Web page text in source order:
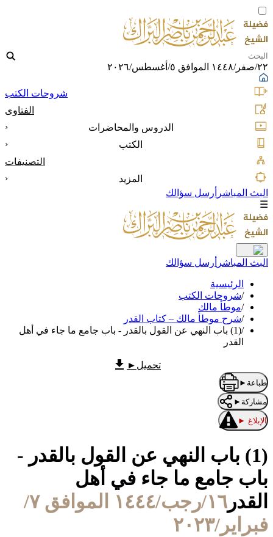
٢٢/صفر/١٤٤٨ الموافق ٥/أغسطس/٢٠٢٦
شروحات الكتب
الفتاوى
الدروس والمحاضرات
‹
الكتب
‹
التصنيفات
المزيد
‹
البث المباشر أرسل سؤالك
☰
البث المباشر أرسل سؤالك
الرئيسية
/شروحات الكتب
/موطأ مالك
/شرح موطأ مالك – كتاب القدر
/
(1) باب النهي عن القول بالقدر - باب جامع ما جاء في أهل
القدر
تحميل ►
طباعة ►
مشاركة ►
الإبلاغ ►
(1) باب النهي عن القول بالقدر -
باب جامع ما جاء في أهل
القدر
١٦/رجب/١٤٤٤ الموافق ٧/
فبراير/٢٠٢٣